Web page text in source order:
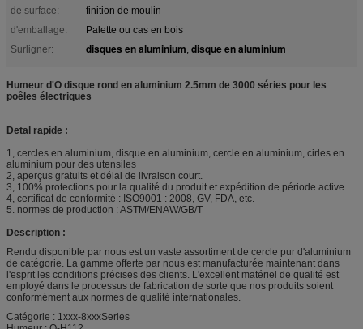
de surface:
finition de moulin
d'emballage:
Palette ou cas en bois
Surligner:
disques en aluminium, disque en aluminium
Humeur d'O disque rond en aluminium 2.5mm de 3000 séries pour les
poêles électriques
Detal rapide :
1, cercles en aluminium, disque en aluminium, cercle en aluminium, cirles en
aluminium pour des utensiles
2, aperçus gratuits et délai de livraison court.
3, 100% protections pour la qualité du produit et expédition de période active.
4, certificat de conformité : ISO9001 : 2008, GV, FDA, etc.
5. normes de production : ASTM/ENAW/GB/T
Description :
Rendu disponible par nous est un vaste assortiment de cercle pur d'aluminium
de catégorie. La gamme offerte par nous est manufacturée maintenant dans
l'esprit les conditions précises des clients. L'excellent matériel de qualité est
employé dans le processus de fabrication de sorte que nos produits soient
conformément aux normes de qualité internationales.
Catégorie : 1xxx-8xxxSeries